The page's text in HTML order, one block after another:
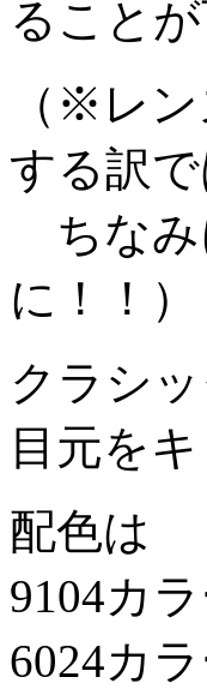
ることが
（※レ
する訳
ちなみ
に！！）
クラシ
目元を
配色は
9104カ
6024カ